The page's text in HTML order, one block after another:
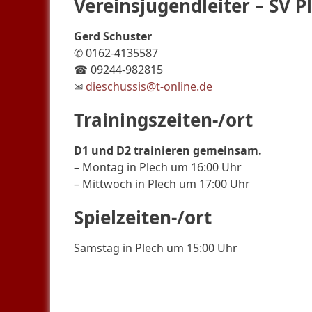
Vereinsjugendleiter – SV
Gerd Schuster
✆ 0162-4135587
☎ 09244-982815
✉ dieschussis@t-online.de
Trainingszeiten-/ort
D1 und D2 trainieren gemeinsam.
– Montag in Plech um 16:00 Uhr
– Mittwoch in Plech um 17:00 Uhr
Spielzeiten-/ort
Samstag in Plech um 15:00 Uhr